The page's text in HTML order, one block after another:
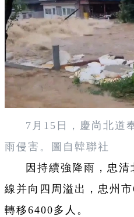
7月15日，慶尚北道
雨侵害。圖自韓聯社
因持續強降雨，忠
線并向四周溢出，忠州
轉移6400多人。